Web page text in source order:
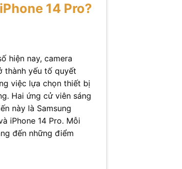
14 Pro?
hiện nay, camera
thành yếu tố quyết
việc lựa chọn thiết bị
Hai ứng cử viên sáng
này là Samsung
iPhone 14 Pro. Mỗi
đến những điểm